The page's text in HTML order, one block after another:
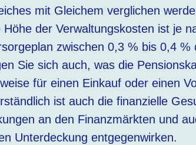
mit Gleichem verglichen
Höhe der Verwaltungskosten ist je
zwischen 0,3 % bis 0,4 %
Sie sich auch, was die
für einen Einkauf oder einen
ist auch die finanzielle
an den Finanzmärkten und
Unterdeckung entgegenwirken.